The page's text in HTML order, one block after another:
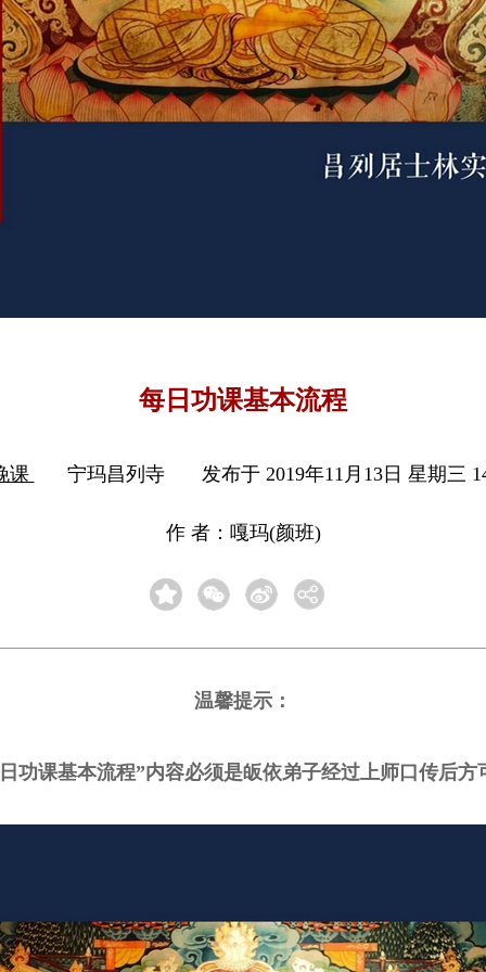
每日功课基本流程
课 宁玛昌列寺 发布于 2019年11月13日 星期三
作 者：嘎玛(颜班)
温馨提示：
功课基本流程”内容必须是皈依弟子经过上师口传后方